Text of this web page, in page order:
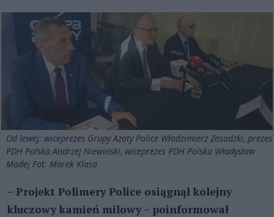
Od lewej: wiceprezes Grupy Azoty Police Włodzimierz Zasadzki, prezes
PDH Polska Andrzej Niewiński, wiceprezes PDH Polska Władysław
Madej Fot. Marek Klasa
– Projekt Polimery Police osiągnął kolejny
kluczowy kamień milowy – poinformował